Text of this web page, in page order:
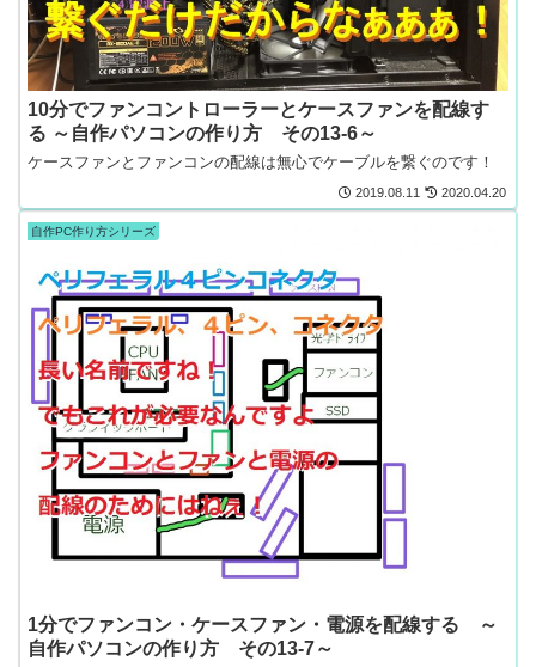
10分でファンコントローラーとケースファンを配線す
る ～自作パソコンの作り方 その13-6～
ケースファンとファンコンの配線は無心でケーブルを繋ぐのです！
2019.08.11 2020.04.20
自作PC作り方シリーズ
1分でファンコン・ケースファン・電源を配線する ～
自作パソコンの作り方 その13-7～